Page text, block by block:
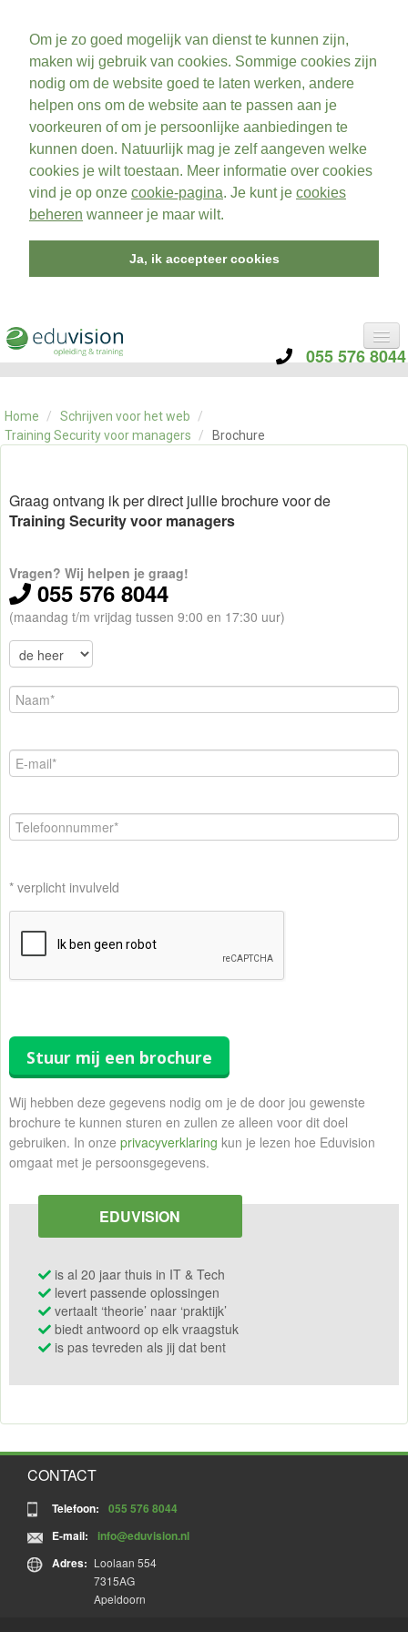
Om je zo goed mogelijk van dienst te kunnen zijn,
maken wij gebruik van cookies. Sommige cookies zijn
nodig om de website goed te laten werken, andere
helpen ons om de website aan te passen aan je
voorkeuren of om je persoonlijke aanbiedingen te
kunnen doen. Natuurlijk mag je zelf aangeven welke
cookies je wilt toestaan. Meer informatie over cookies
vind je op onze cookie-pagina. Je kunt je cookies
beheren wanneer je maar wilt.
Ja, ik accepteer cookies
055 576 8044
CATEGORIE
OVER ONS
CONTACT
Home / Schrijven voor het web
/
Training Security voor managers
/ Brochure
Graag ontvang ik per direct jullie brochure voor de
Training Security voor managers
Vragen? Wij helpen je graag!
055 576 8044
(maandag t/m vrijdag tussen 9:00 en 17:30 uur)
* verplicht invulveld
Stuur mij een brochure
Wij hebben deze gegevens nodig om je de door jou gewenste
brochure te kunnen sturen en zullen ze alleen voor dit doel
gebruiken. In onze privacyverklaring kun je lezen hoe Eduvision
omgaat met je persoonsgegevens.
EDUVISION
is al 20 jaar thuis in IT & Tech
levert passende oplossingen
vertaalt ‘theorie’ naar ‘praktijk’
biedt antwoord op elk vraagstuk
is pas tevreden als jij dat bent
CONTACT
Telefoon:
055 576 8044
E-mail:
info@eduvision.nl
Adres: Loolaan 554
7315AG
Apeldoorn